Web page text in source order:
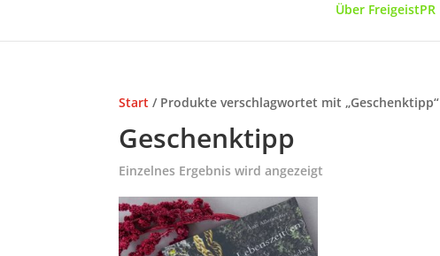
Über FreigeistPR
Start / Produkte verschlagwortet mit „Geschenktipp“
Geschenktipp
Einzelnes Ergebnis wird angezeigt